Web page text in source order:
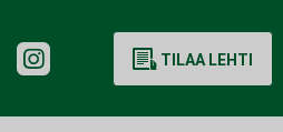
TILAA LEHTI